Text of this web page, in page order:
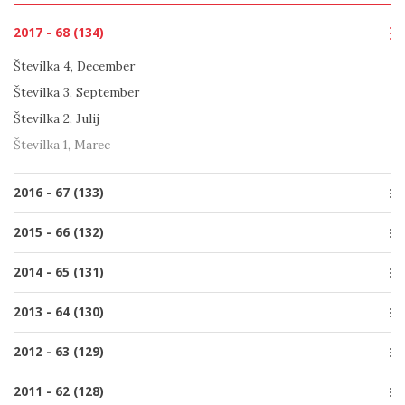
Številka 2, Junij
Številka 3, Oktober
Številka 2, Junij
Številka 1, Marec
2017 - 68 (134)
Številka 4, December
Številka 3, September
Številka 2, Julij
Številka 1, Marec
2016 - 67 (133)
Številka 2, Julij
2015 - 66 (132)
Številka 2, Julij
2014 - 65 (131)
Številka 2, Julij
2013 - 64 (130)
Številka 2, Junij
2012 - 63 (129)
2011 - 62 (128)